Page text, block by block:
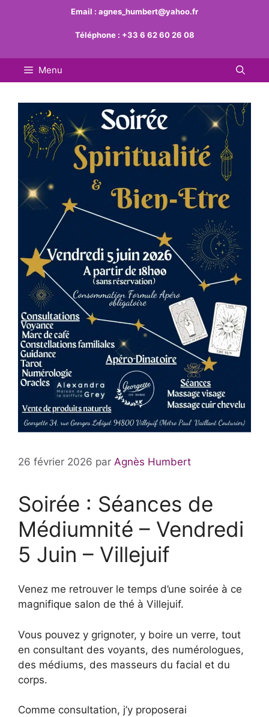
Email : agnes_humbert@yahoo.fr
Téléphone : +33 6 62 60 26 08
Menu
26 février 2026 par Agnès Humbert
Soirée : Séances de
Médiumnité – Vendredi
5 Juin – Villejuif
Venez me retrouver le temps d’une soirée à ce
magnifique salon de thé à Villejuif.
Vous pouvez y grignoter, y boire un verre, tout
en consultant des voyants, des numérologues,
des médiums, des masseurs du facial et du
corps.
Comme consultation, j’y proposerai